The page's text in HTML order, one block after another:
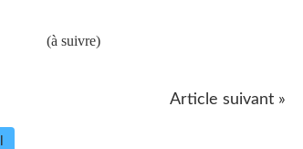
(à suivre)
Article suivant »